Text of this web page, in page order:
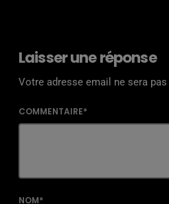
Laisser une réponse
Votre adresse email ne sera
COMMENTAIRE*
NOM*